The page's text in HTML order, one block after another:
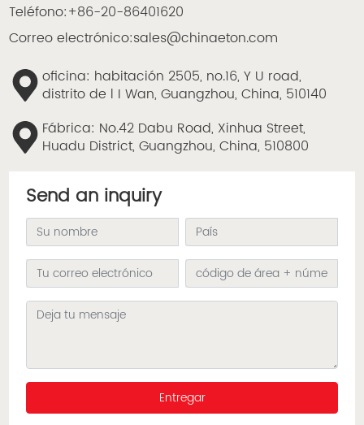
Teléfono:+86-20-86401620
Correo electrónico:sales@chinaeton.com
oficina: habitación 2505, no.16, Y U road,
distrito de l I Wan, Guangzhou, China, 510140
Fábrica: No.42 Dabu Road, Xinhua Street,
Huadu District, Guangzhou, China, 510800
Send an inquiry
Entregar